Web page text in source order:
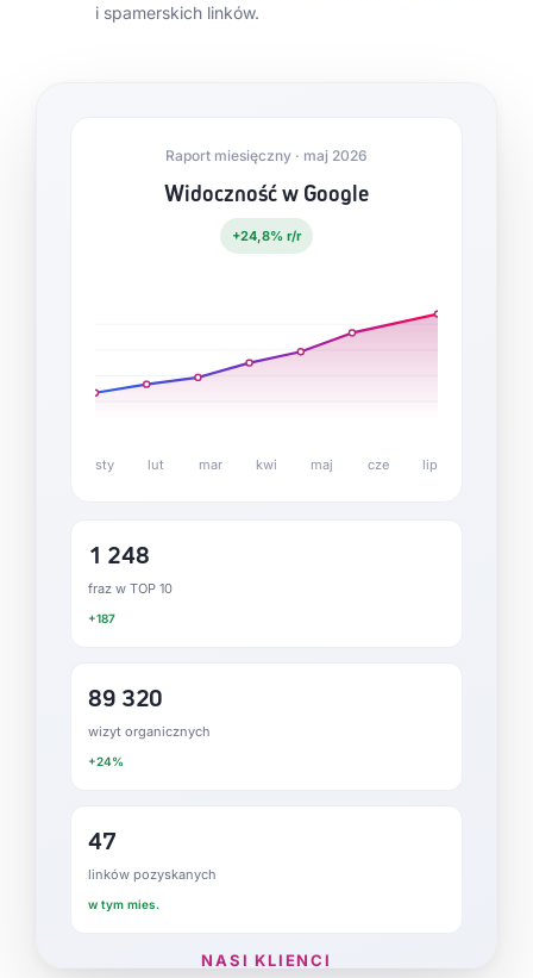
i spamerskich linków.
Raport miesięczny · maj 2026
Widoczność w Google
+24,8% r/r
sty lut mar kwi maj cze lip
1 248
fraz w TOP 10
+187
89 320
wizyt organicznych
+24%
47
linków pozyskanych
w tym mies.
NASI KLIENCI